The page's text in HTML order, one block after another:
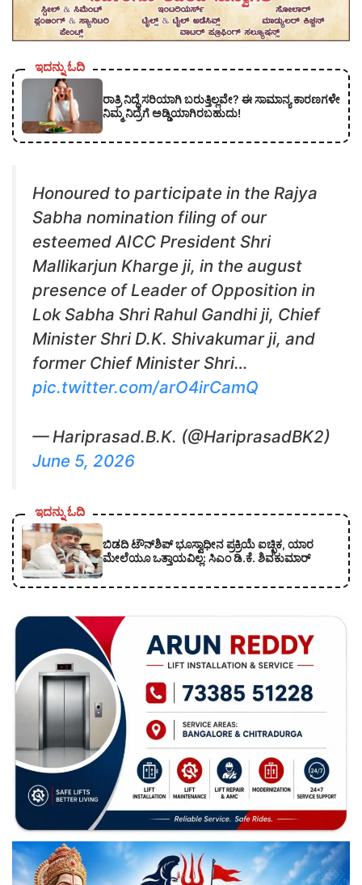
ಇದನ್ನು ಓದಿ
ರಾತ್ರಿ ನಿದ್ದೆ ಸರಿಯಾಗಿ ಬರುತ್ತಿಲ್ಲವೇ? ಈ ಸಾಮಾನ್ಯ ಕಾರಣಗಳೇ
ನಿಮ್ಮ ನಿದ್ರೆಗೆ ಅಡ್ಡಿಯಾಗಿರಬಹುದು!
Honoured to participate in the Rajya
Sabha nomination filing of our
esteemed AICC President Shri
Mallikarjun Kharge ji, in the august
presence of Leader of Opposition in
Lok Sabha Shri Rahul Gandhi ji, Chief
Minister Shri D.K. Shivakumar ji, and
former Chief Minister Shri…
pic.twitter.com/arO4irCamQ
— Hariprasad.B.K. (@HariprasadBK2)
June 5, 2026
ಇದನ್ನು ಓದಿ
ಬಿಡದಿ ಟೌನ್‌ಶಿಪ್‌ ಭೂಸ್ವಾಧೀನ ಪ್ರಕ್ರಿಯೆ ಐಚ್ಛಿಕ, ಯಾರ
ಮೇಲೆಯೂ ಒತ್ತಾಯವಿಲ್ಲ: ಸಿಎಂ ಡಿ.ಕೆ. ಶಿವಕುಮಾರ್